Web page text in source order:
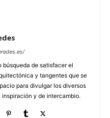
búsqueda de satisfacer el
y tangentes que se
para divulgar los diversos
y de intercambio.